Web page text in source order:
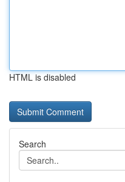
HTML is disabled
Search